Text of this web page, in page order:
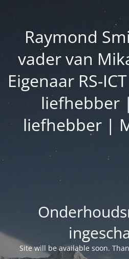
Raymond
vader van
Eigenaar RS-
liefhebber
liefhebber |
Site will be available soon.